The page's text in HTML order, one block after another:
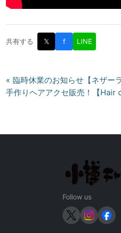
共有する 𝕏 f LINE
投
稿
« 臨時休業のお知らせ【ネザー
手作りヘアアクセ販売！【Hair
Follow us